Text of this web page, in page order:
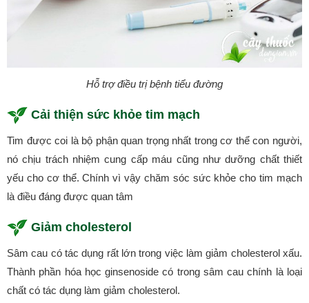
Hỗ trợ điều trị bệnh tiểu đường
Cải thiện sức khỏe tim mạch
Tim được coi là bộ phận quan trọng nhất trong cơ thể con người,
nó chịu trách nhiệm cung cấp máu cũng như dưỡng chất thiết
yếu cho cơ thể. Chính vì vậy chăm sóc sức khỏe cho tim mạch
là điều đáng được quan tâm
Giảm cholesterol
Sâm cau có tác dụng rất lớn trong việc làm giảm cholesterol xấu.
Thành phần hóa học ginsenoside có trong sâm cau chính là loại
chất có tác dụng làm giảm cholesterol.